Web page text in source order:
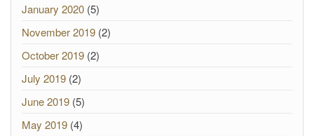
January 2020 (5)
November 2019 (2)
October 2019 (2)
July 2019 (2)
June 2019 (5)
May 2019 (4)